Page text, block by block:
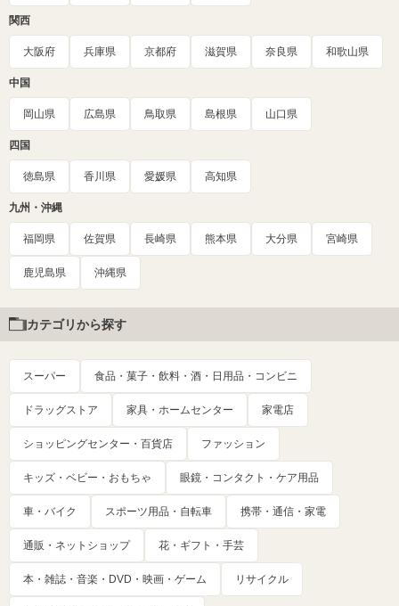
関西
大阪府 兵庫県 京都府 滋賀県 奈良県 和歌山県
中国
岡山県 広島県 鳥取県 島根県 山口県
四国
徳島県 香川県 愛媛県 高知県
九州・沖縄
福岡県 佐賀県 長崎県 熊本県 大分県 宮崎県
鹿児島県 沖縄県
カテゴリから探す
スーパー 食品・菓子・飲料・酒・日用品・コンビニ
ドラッグストア 家具・ホームセンター 家電店
ショッピングセンター・百貨店 ファッション
キッズ・ベビー・おもちゃ 眼鏡・コンタクト・ケア用品
車・バイク スポーツ用品・自転車 携帯・通信・家電
通販・ネットショップ 花・ギフト・手芸
本・雑誌・音楽・DVD・映画・ゲーム リサイクル